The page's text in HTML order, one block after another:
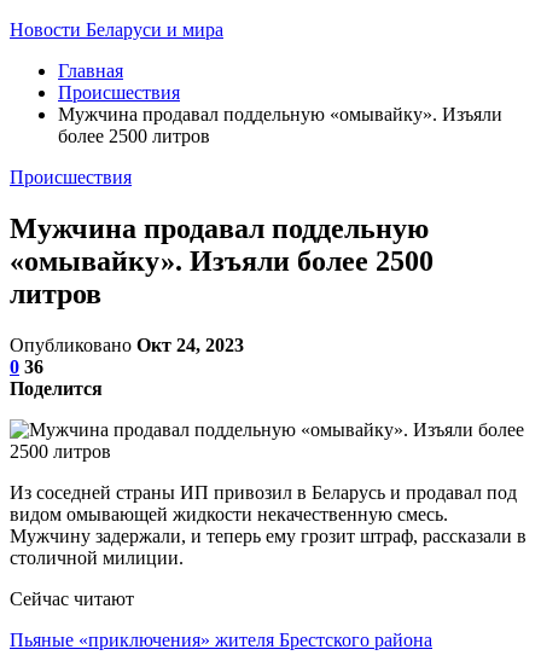
Новости Беларуси и мира
Главная
Происшествия
Мужчина продавал поддельную «омывайку». Изъяли
более 2500 литров
Происшествия
Мужчина продавал поддельную
«омывайку». Изъяли более 2500
литров
Опубликовано Окт 24, 2023
0 36
Поделится
Из соседней страны ИП привозил в Беларусь и продавал под
видом омывающей жидкости некачественную смесь.
Мужчину задержали, и теперь ему грозит штраф, рассказали в
столичной милиции.
Сейчас читают
Пьяные «приключения» жителя Брестского района